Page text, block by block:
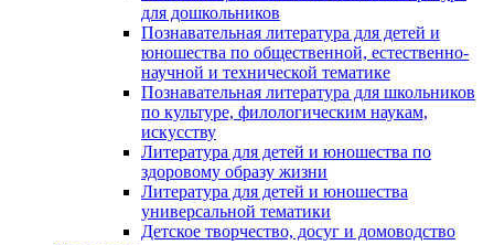
для дошкольников
Познавательная литература для детей и
юношества по общественной, естественно-
научной и технической тематике
Познавательная литература для школьников
по культуре, филологическим наукам,
искусству
Литература для детей и юношества по
здоровому образу жизни
Литература для детей и юношества
универсальной тематики
Детское творчество, досуг и домоводство